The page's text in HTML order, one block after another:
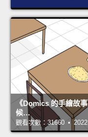
《Domics 的手繪故
候…
觀看次數：31660 •